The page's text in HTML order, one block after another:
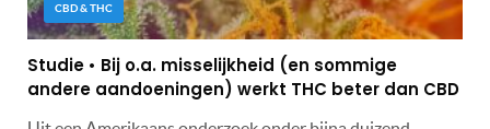
CBD & THC
Studie • Bij o.a. misselijkheid (en sommige
andere aandoeningen) werkt THC beter dan CBD